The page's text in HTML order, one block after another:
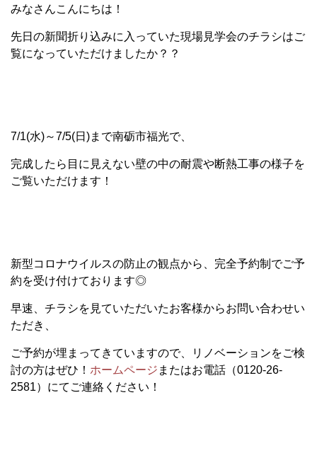
みなさんこんにちは！
先日の新聞折り込みに入っていた現場見学会のチラシはご
覧になっていただけましたか？？
7/1(水)～7/5(日)まで南砺市福光で、
完成したら目に見えない壁の中の耐震や断熱工事の様子を
ご覧いただけます！
新型コロナウイルスの防止の観点から、完全予約制でご予
約を受け付けております◎
早速、チラシを見ていただいたお客様からお問い合わせい
ただき、
ご予約が埋まってきていますので、リノベーションをご検
討の方はぜひ！ ホームページ またはお電話（0120-26-
2581）にてご連絡ください！